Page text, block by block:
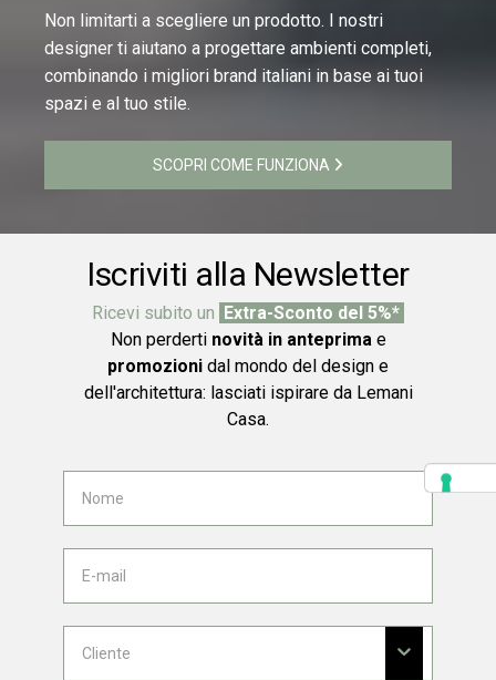
Non limitarti a scegliere un prodotto. I nostri
designer ti aiutano a progettare ambienti completi,
combinando i migliori brand italiani in base ai tuoi
spazi e al tuo stile.
SCOPRI COME FUNZIONA
Iscriviti alla Newsletter
Ricevi subito un Extra-Sconto del 5%*
Non perderti novità in anteprima e
promozioni dal mondo del design e
dell'architettura: lasciati ispirare da Lemani
Casa.